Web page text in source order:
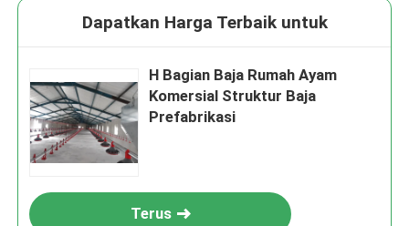
Dapatkan Harga Terbaik untuk
H Bagian Baja Rumah Ayam
Komersial Struktur Baja
Prefabrikasi
Terus